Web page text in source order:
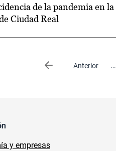
de la pandemia en la
Ciudad Real
Anterior
Página anterior …
y empresas